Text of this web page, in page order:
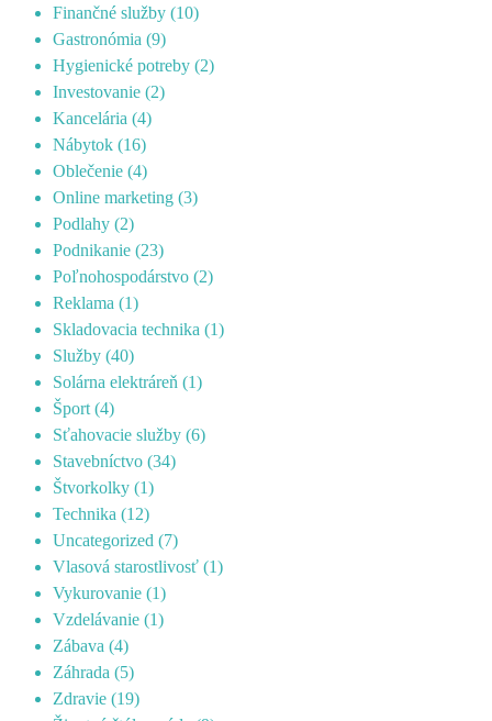
Finančné služby (10)
Gastronómia (9)
Hygienické potreby (2)
Investovanie (2)
Kancelária (4)
Nábytok (16)
Oblečenie (4)
Online marketing (3)
Podlahy (2)
Podnikanie (23)
Poľnohospodárstvo (2)
Reklama (1)
Skladovacia technika (1)
Služby (40)
Solárna elektráreň (1)
Šport (4)
Sťahovacie služby (6)
Stavebníctvo (34)
Štvorkolky (1)
Technika (12)
Uncategorized (7)
Vlasová starostlivosť (1)
Vykurovanie (1)
Vzdelávanie (1)
Zábava (4)
Záhrada (5)
Zdravie (19)